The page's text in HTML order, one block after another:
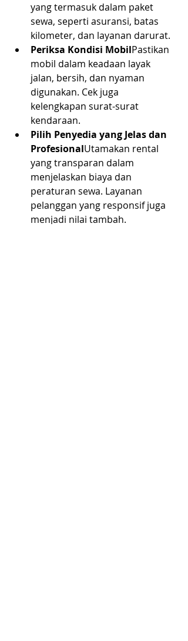
yang termasuk dalam paket
sewa, seperti asuransi, batas
kilometer, dan layanan darurat.
Periksa Kondisi MobilPastikan
mobil dalam keadaan layak
jalan, bersih, dan nyaman
digunakan. Cek juga
kelengkapan surat-surat
kendaraan.
Pilih Penyedia yang Jelas dan
ProfesionalUtamakan rental
yang transparan dalam
menjelaskan biaya dan
peraturan sewa. Layanan
pelanggan yang responsif juga
menjadi nilai tambah.